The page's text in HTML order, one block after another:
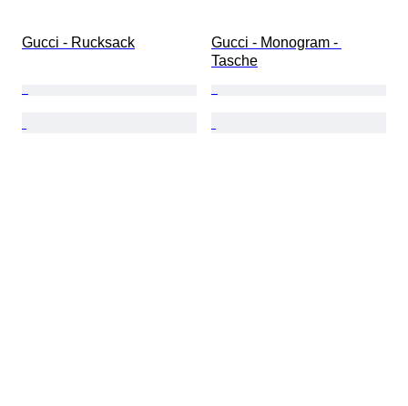
Gucci - Rucksack
Gucci - Monogram -
Tasche